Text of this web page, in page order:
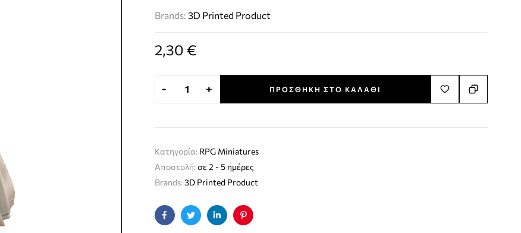
Brands: 3D Printed Product
2,30 €
- + ΠΡΟΣΘΉΚΗ ΣΤΟ ΚΑΛΆΘΙ
Κατηγορία: RPG Miniatures
Αποστολή:σε 2 - 5 ημέρες
Brands:3D Printed Product
FacebookTwitterLinkedinPinterest